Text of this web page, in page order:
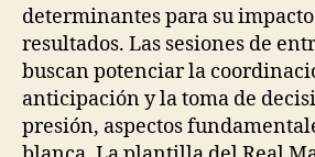
determinantes para su
resultados. Las sesiones de
buscan potenciar la
anticipación y la toma de
presión, aspectos